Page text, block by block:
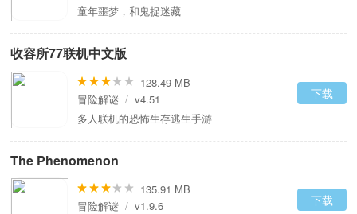
童年噩梦，和鬼捉迷藏
收容所77联机中文版
128.49 MB
冒险解谜 / v4.51
多人联机的恐怖生存逃生手游
下载
The Phenomenon
135.91 MB
冒险解谜 / v1.9.6
下载